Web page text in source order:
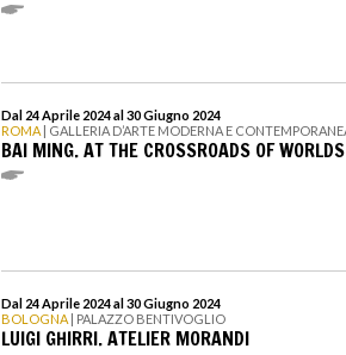
Dal 24 Aprile 2024 al 30 Giugno 2024
ROMA | GALLERIA D’ARTE MODERNA E
BAI MING. AT THE CROSSROADS OF WORLDS
Dal 24 Aprile 2024 al 30 Giugno 2024
BOLOGNA | PALAZZO BENTIVOGLIO
LUIGI GHIRRI. ATELIER MORANDI